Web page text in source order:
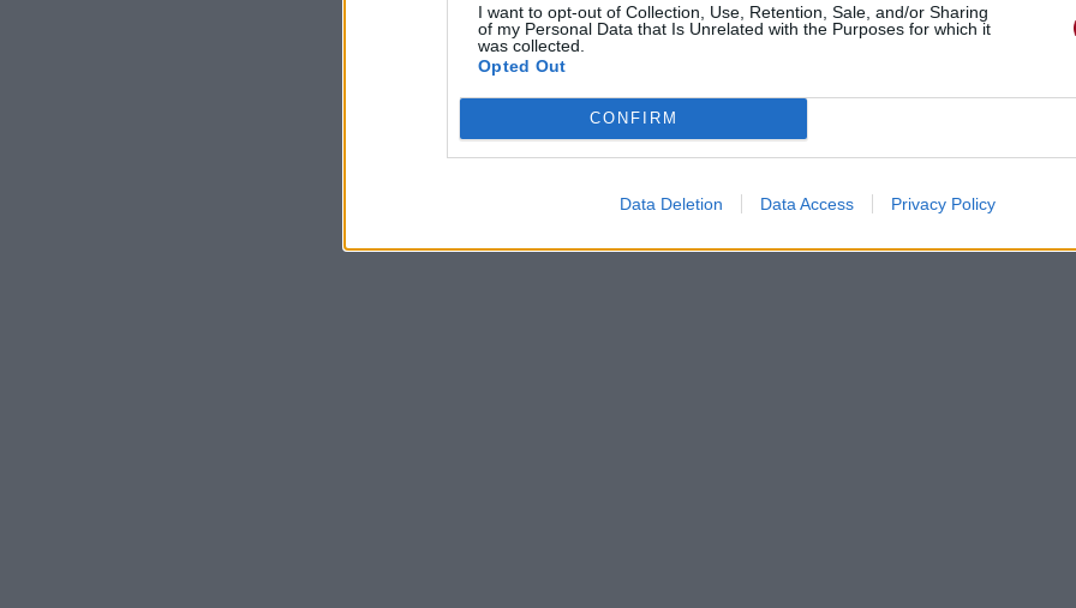
I want to opt-out of Collection, Use, Retention, Sale, and/or Sharing
of my Personal Data that Is Unrelated with the Purposes for which it
was collected.
Opted Out
CONFIRM
Data Deletion Data Access Privacy Policy